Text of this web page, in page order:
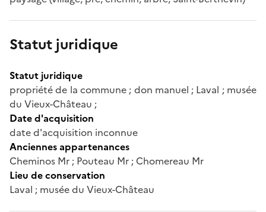
Statut juridique
Statut juridique
propriété de la commune ; don manuel ; Laval ; musée
du Vieux-Château ;
Date d'acquisition
date d'acquisition inconnue
Anciennes appartenances
Cheminos Mr ; Pouteau Mr ; Chomereau Mr
Lieu de conservation
Laval ; musée du Vieux-Château